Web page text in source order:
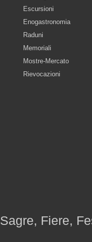
Escursioni
Enogastronomia
Raduni
Memoriali
Mostre-Mercato
Rievocazioni
Sagre, Fiere,